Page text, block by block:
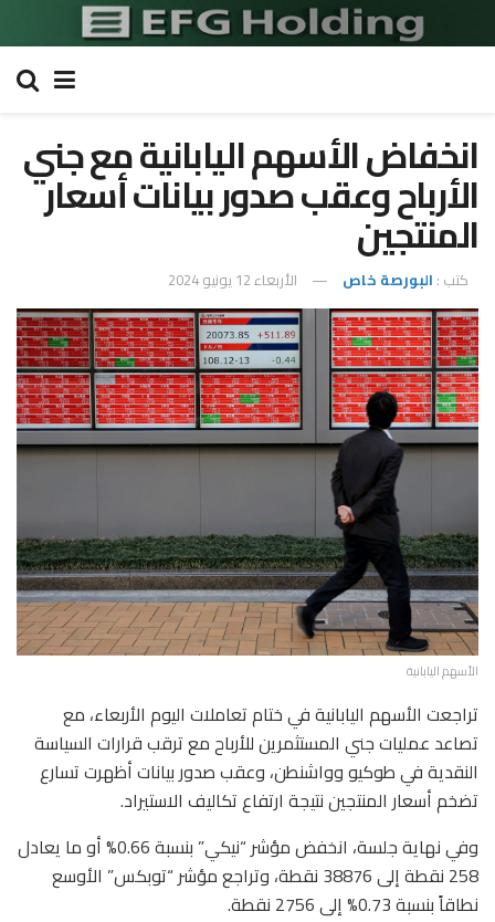
انخفاض الأسهم اليابانية مع جني
الأرباح وعقب صدور بيانات أسعار
المنتجين
كتب : البورصة خاص الأربعاء 12 يونيو 2024
الأسهم اليابانية
تراجعت الأسهم اليابانية في ختام تعاملات اليوم الأربعاء، مع
تصاعد عمليات جني المستثمرين للأرباح مع ترقب قرارات السياسة
النقدية في طوكيو وواشنطن، وعقب صدور بيانات أظهرت تسارع
تضخم أسعار المنتجين نتيجة ارتفاع تكاليف الاستيراد.
وفي نهاية جلسة، انخفض مؤشر “نيكي” بنسبة 0.66% أو ما يعادل
258 نقطة إلى 38876 نقطة، وتراجع مؤشر “توبكس” الأوسع
نطاقاً بنسبة 0.73% إلى 2756 نقطة.